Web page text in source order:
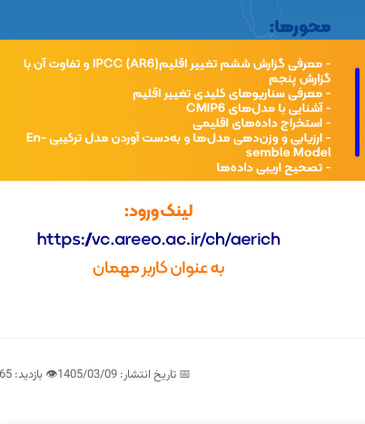
📅 تاریخ انتشار: 1405/03/09 👁️ بازدید: 65